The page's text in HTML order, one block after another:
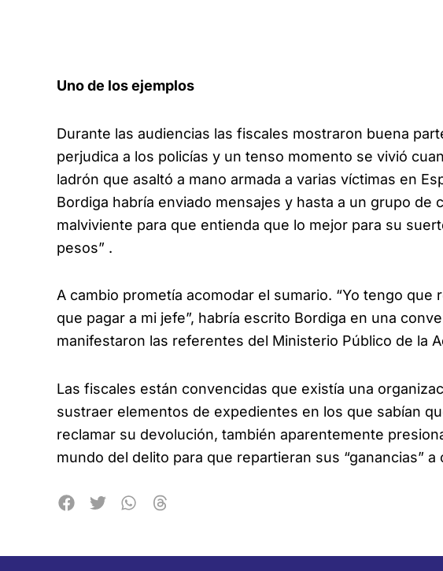
Uno de los ejemplos
Durante las audiencias las fiscales mostraron buena
perjudica a los policías y un tenso momento se vivió
ladrón que asaltó a mano armada a varias víctimas en
Bordiga habría enviado mensajes y hasta a un grupo de
malviviente para que entienda que lo mejor para su
pesos” .
A cambio prometía acomodar el sumario. “Yo tengo que
que pagar a mi jefe”, habría escrito Bordiga en una
manifestaron las referentes del Ministerio Público de la
Las fiscales están convencidas que existía una
sustraer elementos de expedientes en los que sabían
reclamar su devolución, también aparentemente
mundo del delito para que repartieran sus “ganancias” a